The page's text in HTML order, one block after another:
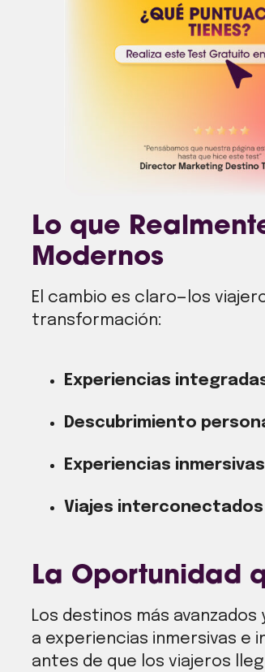
Lo que
Modernos
El cambio es claro—los
transformación:
Experiencias
Descubrimiento
Experiencias inmersivas
Viajes interconectados
La Oportunidad
Los destinos más
a experiencias inmersivas e
antes de que los viajeros